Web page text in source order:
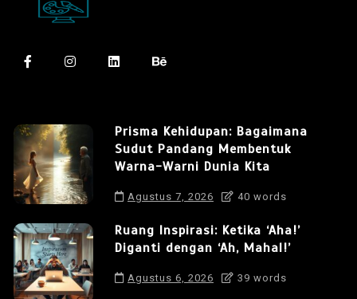
Prisma Kehidupan: Bagaimana
Sudut Pandang Membentuk
Warna-Warni Dunia Kita
Agustus 7, 2026 40 words
Ruang Inspirasi: Ketika ‘Aha!’
Diganti dengan ‘Ah, Mahal!’
Agustus 6, 2026 39 words